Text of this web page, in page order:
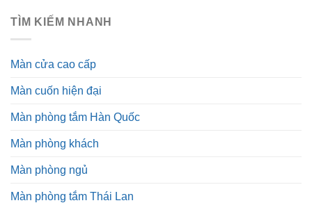
TÌM KIẾM NHANH
Màn cửa cao cấp
Màn cuốn hiện đại
Màn phòng tắm Hàn Quốc
Màn phòng khách
Màn phòng ngủ
Màn phòng tắm Thái Lan